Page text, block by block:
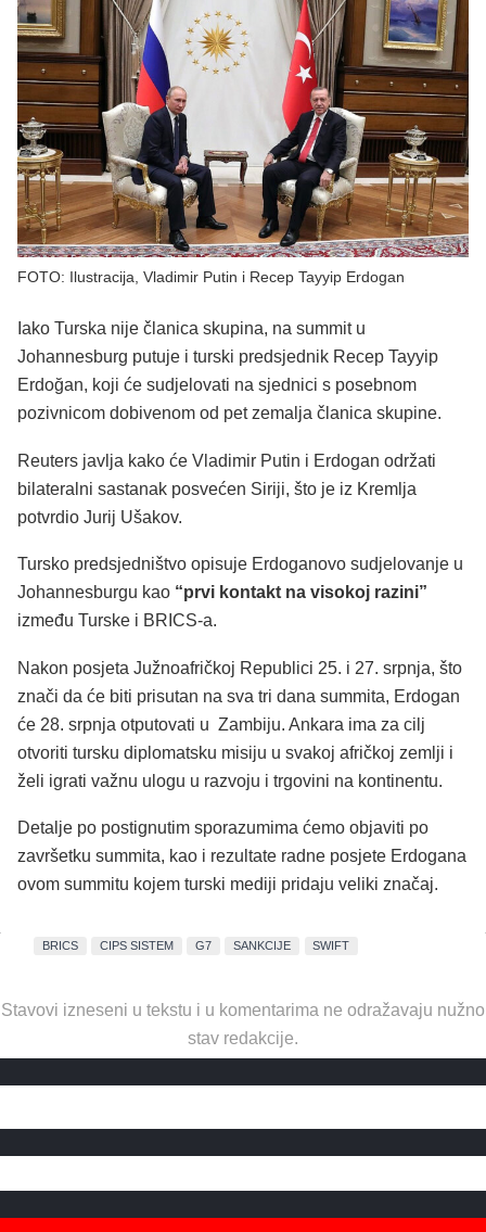
FOTO: Ilustracija, Vladimir Putin i Recep Tayyip Erdogan
Iako Turska nije članica skupina, na summit u
Johannesburg putuje i turski predsjednik Recep Tayyip
Erdoğan, koji će sudjelovati na sjednici s posebnom
pozivnicom dobivenom od pet zemalja članica skupine.
Reuters javlja kako će Vladimir Putin i Erdogan održati
bilateralni sastanak posvećen Siriji, što je iz Kremlja
potvrdio Jurij Ušakov.
Tursko predsjedništvo opisuje Erdoganovo sudjelovanje u
Johannesburgu kao “prvi kontakt na visokoj razini”
između Turske i BRICS-a.
Nakon posjeta Južnoafričkoj Republici 25. i 27. srpnja, što
znači da će biti prisutan na sva tri dana summita, Erdogan
će 28. srpnja otputovati u Zambiju. Ankara ima za cilj
otvoriti tursku diplomatsku misiju u svakoj afričkoj zemlji i
želi igrati važnu ulogu u razvoju i trgovini na kontinentu.
Detalje po postignutim sporazumima ćemo objaviti po
završetku summita, kao i rezultate radne posjete Erdogana
ovom summitu kojem turski mediji pridaju veliki značaj.
BRICS CIPS SISTEM G7 SANKCIJE SWIFT
Stavovi izneseni u tekstu i u komentarima ne odražavaju nužno
stav redakcije.